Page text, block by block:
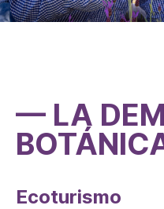
— LA
Ecoturismo